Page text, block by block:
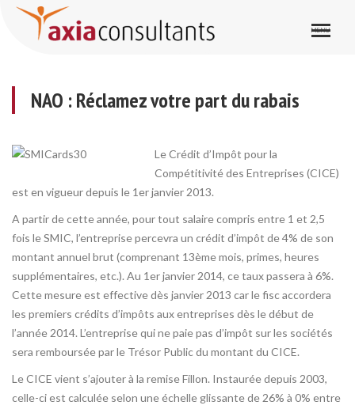
NAO : Réclamez votre part du rabais
Le Crédit d’Impôt pour la
Compétitivité des Entreprises (CICE)
est en vigueur depuis le 1er janvier 2013.
A partir de cette année, pour tout salaire compris entre 1 et 2,5
fois le SMIC, l’entreprise percevra un crédit d’impôt de 4% de son
montant annuel brut (comprenant 13ème mois, primes, heures
supplémentaires, etc.). Au 1er janvier 2014, ce taux passera à 6%.
Cette mesure est effective dès janvier 2013 car le fisc accordera
les premiers crédits d’impôts aux entreprises dès le début de
l’année 2014. L’entreprise qui ne paie pas d’impôt sur les sociétés
sera remboursée par le Trésor Public du montant du CICE.
Le CICE vient s’ajouter à la remise Fillon. Instaurée depuis 2003,
celle-ci est calculée selon une échelle glissante de 26% à 0% entre